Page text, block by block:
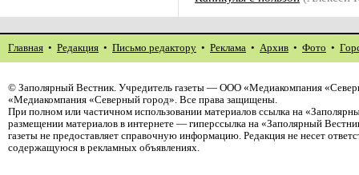
Главная • Редакция • Письмо редактору • Реклама • Архив • Фото •
© Заполярный Вестник. Учредитель газеты — ООО «Медиакомпания
«Медиакомпания «Северный город». Все права защищены.
При полном или частичном использовании материалов ссылка на
размещении материалов в интернете — гиперссылка на «Заполярный
газеты не предоставляет справочную информацию. Редакция не несет
содержащуюся в рекламных объявлениях.